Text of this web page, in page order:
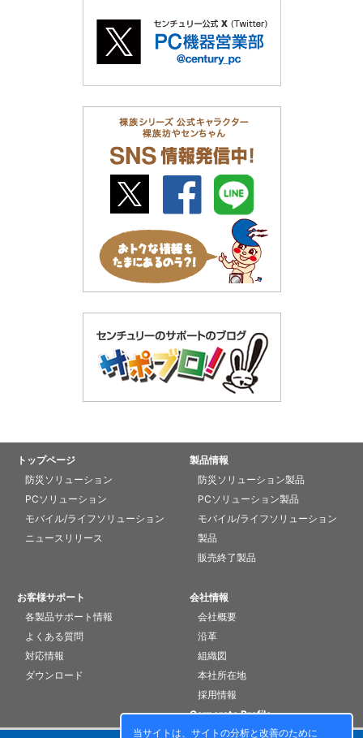
当サイトは、サイトの分析と改善のために
トップページ
防災ソリューション
PCソリューション
モバイル/ライフソリューション
ニュースリリース
製品情報
防災ソリューション製品
PCソリューション製品
モバイル/ライフソリューション
製品
販売終了製品
お客様サポート
各製品サポート情報
よくある質問
対応情報
ダウンロード
会社情報
会社概要
沿革
組織図
本社所在地
採用情報
Corporate Profile